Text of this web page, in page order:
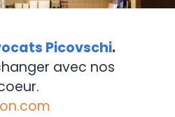
Picovschi.
avec nos